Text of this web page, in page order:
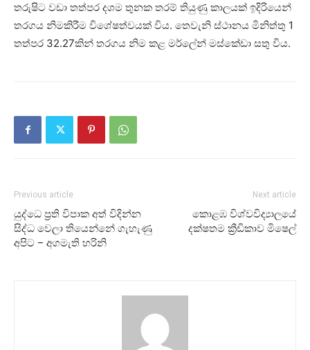
තරුෂිට වඩා තත්පර දශම තුනක තරම් තියුණු කාලයක් ඉදිරියෙන්
තරගය නිමකිරීම විශේෂත්වයක් විය. තෙවැනි ස්ථානය මිනිත්තු 1
තත්පර 32.27කින් තරගය නිම කළ මර්ලේන් මස්කේඩා සතු විය.
Previous article
යුද්ධෙ ප්‍රති විපාක අත් විදින්න
සිද්ධ වෙලා තියෙන්නේ ගැහැණු
අපිට – අගමැති හරිනි
Next article
කොළඹ විශ්වවිද්‍යාලයේ
දක්ෂතම ක්‍රීඩිකාව මිෂෙල්